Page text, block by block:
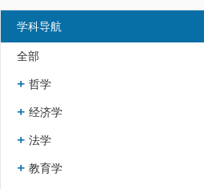
学科导航
全部
哲学
经济学
法学
教育学